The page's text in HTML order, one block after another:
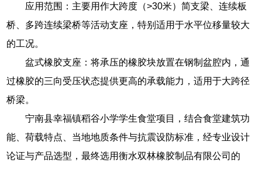
应用范围：主要用作大跨度（>30米）简支梁、连续板
桥、多跨连续梁桥等活动支座，特别适用于水平位移量较大
的工况。
盆式橡胶支座：将承压的橡胶块放置在钢制盆腔内，通
过橡胶的三向受压状态提供更高的承载能力，适用于大跨径
桥梁。
宁南县幸福镇稻谷小学学生食堂项目，结合食堂建筑功
能、荷载特点、当地地质条件与抗震设防标准，经专业设计
论证与产品选型，最终选用衡水双林橡胶制品有限公司的